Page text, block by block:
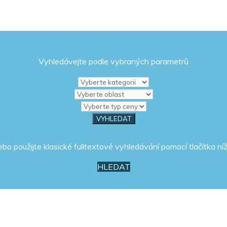
Vyhledávejte podle vybraných parametrů
použijte klasické fulltextové vyhledávání pomocí tlačítka
HLEDAT